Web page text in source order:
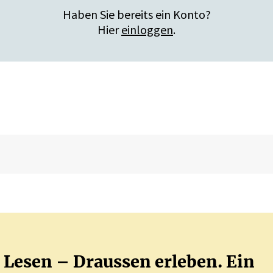
Haben Sie bereits ein Konto?
Hiereinloggen.
– Draussen erleben. Ein